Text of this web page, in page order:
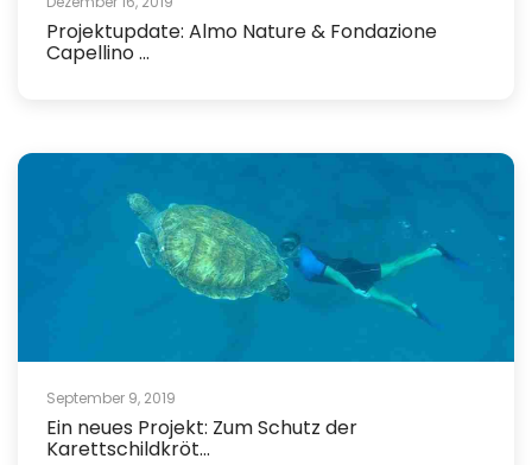
Projektupdate: Almo Nature & Fondazione
Capellino ...
September 9, 2019
Ein neues Projekt: Zum Schutz der
Karettschildkröt...